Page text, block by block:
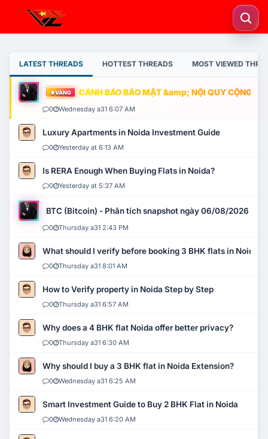
LATEST THREADS HOTTEST THREADS MOST VIEWED
VÀNG CẢNH BÁO BẢO MẬT &amp; NỘI QUY CỘNG
0 Wednesday a31 6:07 AM
Luxury Apartments in Noida Investment Guide
0 Yesterday at 6:13 AM
Is RERA Enough When Buying Flats in Noida?
0 Yesterday at 5:37 AM
BTC (Bitcoin) - Phân tích snapshot ngày 06/08/2026
0 Thursday a31 2:43 PM
What should I verify before booking 3 BHK flats in Noida?
0 Thursday a31 8:01 AM
How to Verify property in Noida Step by Step
0 Thursday a31 6:57 AM
Why does a 4 BHK flat Noida offer better privacy?
0 Thursday a31 6:30 AM
Why should I buy a 3 BHK flat in Noida Extension?
0 Wednesday a31 6:25 AM
Smart Investment Guide to Buy 2 BHK Flat in Noida
0 Wednesday a31 6:20 AM